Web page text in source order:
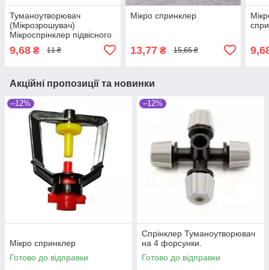
Туманоутворювач
(Мікрозрошувач)
Мікроспрінклер підвісного
9,68 ₴ 11 ₴
Мікро спринклер
13,77₴ 15,65 ₴
Акційні пропозиції та новинки
–12%
Мікро спринклер
Готово до відправки
–12%
Спрiнклер Туманоутворювач
на 4 форсунки.
Готово до відправки